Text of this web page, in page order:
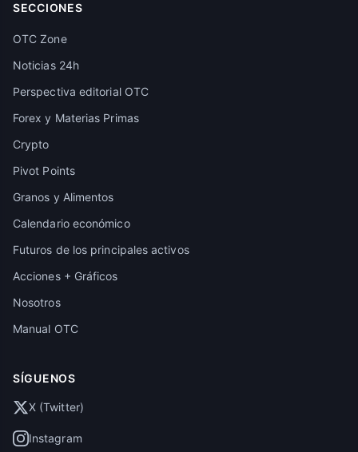
SECCIONES
OTC Zone
Noticias 24h
Perspectiva editorial OTC
Forex y Materias Primas
Crypto
Pivot Points
Granos y Alimentos
Calendario económico
Futuros de los principales activos
Acciones + Gráficos
Nosotros
Manual OTC
SÍGUENOS
X (Twitter)
Instagram